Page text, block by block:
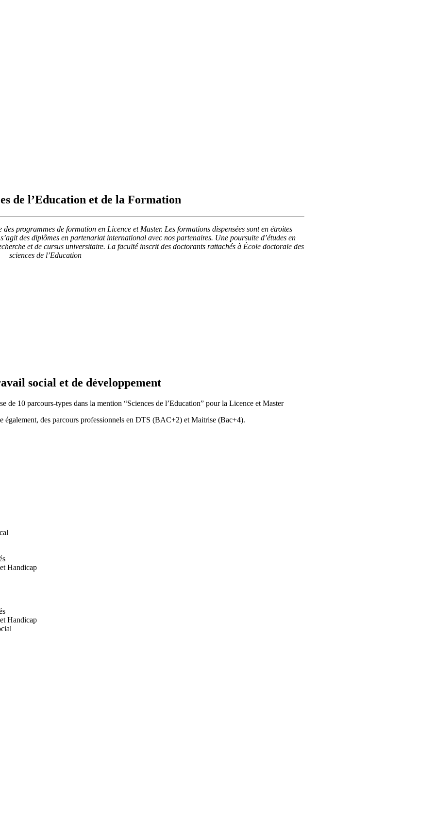
de l’Education et de la Formation
programmes de formation en Licence et Master. Les formations dispensées sont en étroites
des diplômes en partenariat international avec nos partenaires. Une poursuite d’études en
et de cursus universitaire. La faculté inscrit des doctorants rattachés à École doctorale des
sciences de l’Education
social et de développement
de 10 parcours-types dans la mention “Sciences de l’Education” pour la Licence et Master
également, des parcours professionnels en DTS (BAC+2) et Maitrise (Bac+4).
Handicap
Handicap